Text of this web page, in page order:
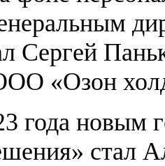
Сергей
«Озон
года
стал